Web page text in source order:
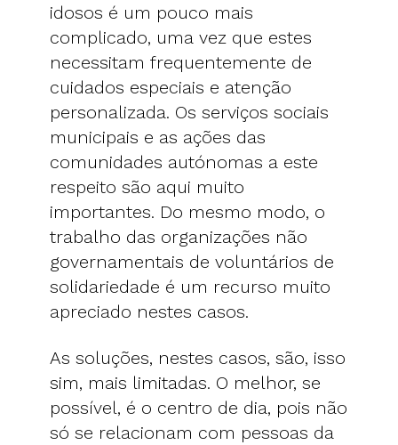
idosos é um pouco mais
complicado, uma vez que estes
necessitam frequentemente de
cuidados especiais e atenção
personalizada. Os serviços sociais
municipais e as ações das
comunidades autónomas a este
respeito são aqui muito
importantes. Do mesmo modo, o
trabalho das organizações não
governamentais de voluntários de
solidariedade é um recurso muito
apreciado nestes casos.
As soluções, nestes casos, são, isso
sim, mais limitadas. O melhor, se
possível, é o centro de dia, pois não
só se relacionam com pessoas da